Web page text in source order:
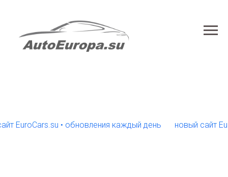
• обновления каждый день новый сайт